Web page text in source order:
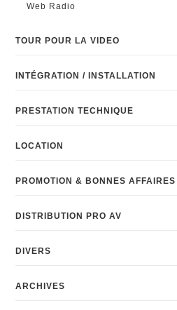
Web Radio
TOUR POUR LA VIDEO
INTÉGRATION / INSTALLATION
PRESTATION TECHNIQUE
LOCATION
PROMOTION & BONNES AFFAIRES
DISTRIBUTION PRO AV
DIVERS
ARCHIVES